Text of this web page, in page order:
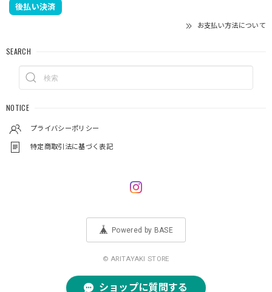
後払い決済
お支払い方法について
SEARCH
NOTICE
プライバシーポリシー
特定商取引法に基づく表記
Powered by BASE
© ARITAYAKI STORE
ショップに質問する